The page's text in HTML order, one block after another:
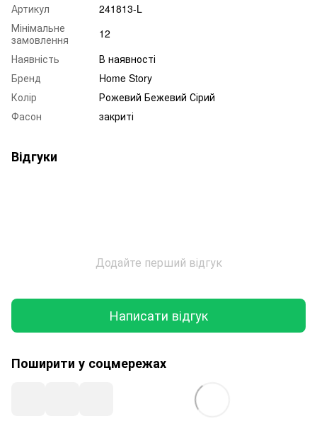
Артикул
241813-L
Мінімальне
замовлення
12
Наявність
В наявності
Бренд
Home Story
Колір
Рожевий Бежевий Сірий
Фасон
закриті
Відгуки
Додайте перший відгук
Написати відгук
Поширити у соцмережах